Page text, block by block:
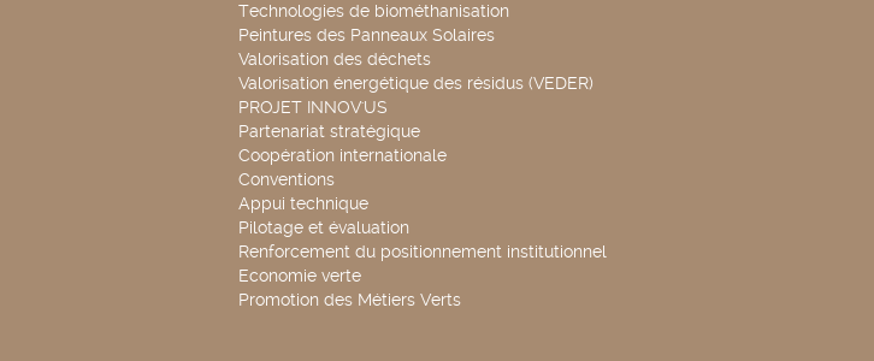
Technologies de biométhanisation
Peintures des Panneaux Solaires
Valorisation des déchets
Valorisation énergétique des résidus (VEDER)
PROJET INNOV'US
Partenariat stratégique
Coopération internationale
Conventions
Appui technique
Pilotage et évaluation
Renforcement du positionnement institutionnel
Economie verte
Promotion des Métiers Verts